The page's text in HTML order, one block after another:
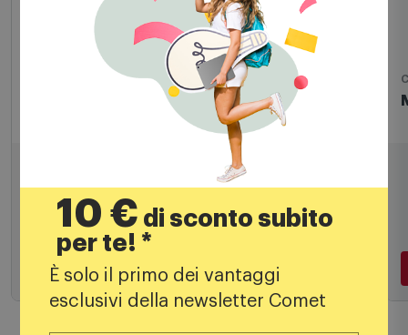
€
PREZZO CONSIGLIATO
Aggiungi al carrello
10 € di sconto subito
per te! *
È solo il primo dei vantaggi
esclusivi della newsletter Comet